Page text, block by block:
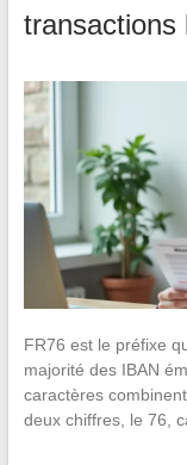
transactions
FR76 est le préfixe
majorité des IBAN
caractères
deux chiffres, le 76,